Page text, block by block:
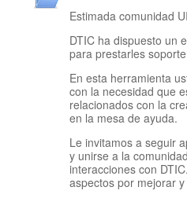
Estimada comunidad
DTIC ha dispuesto un
para prestarles
En esta herramienta
con la necesidad que
relacionados con la
en la mesa de ayuda.
Le invitamos a seguir
y unirse a la
interacciones con
aspectos por mejorar